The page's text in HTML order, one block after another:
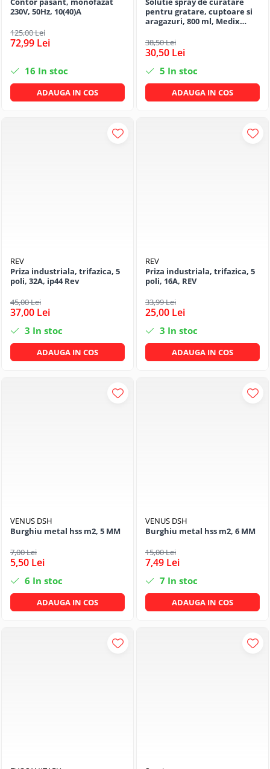
230V, 50Hz, 10(40)A
125,00 Lei
72,99 Lei
16 In stoc
ADAUGA IN COS
pentru gratare, cuptoare si
aragazuri, 800 ml, Medix
38,50 Lei
30,50 Lei
5 In stoc
ADAUGA IN COS
REV
Priza industriala, trifazica, 5
poli, 32A, ip44 Rev
45,00 Lei
37,00 Lei
3 In stoc
ADAUGA IN COS
REV
Priza industriala, trifazica, 5
poli, 16A, REV
33,99 Lei
25,00 Lei
3 In stoc
ADAUGA IN COS
VENUS DSH
Burghiu metal hss m2, 5 MM
7,00 Lei
5,50 Lei
6 In stoc
ADAUGA IN COS
VENUS DSH
Burghiu metal hss m2, 6 MM
15,00 Lei
7,49 Lei
7 In stoc
ADAUGA IN COS